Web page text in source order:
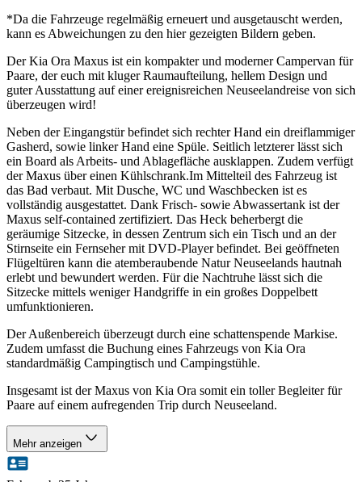
*Da die Fahrzeuge regelmäßig erneuert und ausgetauscht werden,
kann es Abweichungen zu den hier gezeigten Bildern geben.
Der Kia Ora Maxus ist ein kompakter und moderner Campervan für
Paare, der euch mit kluger Raumaufteilung, hellem Design und
guter Ausstattung auf einer ereignisreichen Neuseelandreise von sich
überzeugen wird!
Neben der Eingangstür befindet sich rechter Hand ein dreiflammiger
Gasherd, sowie linker Hand eine Spüle. Seitlich letzterer lässt sich
ein Board als Arbeits- und Ablagefläche ausklappen. Zudem verfügt
der Maxus über einen Kühlschrank.Im Mittelteil des Fahrzeug ist
das Bad verbaut. Mit Dusche, WC und Waschbecken ist es
vollständig ausgestattet. Dank Frisch- sowie Abwassertank ist der
Maxus self-contained zertifiziert. Das Heck beherbergt die
geräumige Sitzecke, in dessen Zentrum sich ein Tisch und an der
Stirnseite ein Fernseher mit DVD-Player befindet. Bei geöffneten
Flügeltüren kann die atemberaubende Natur Neuseelands hautnah
erlebt und bewundert werden. Für die Nachtruhe lässt sich die
Sitzecke mittels weniger Handgriffe in ein großes Doppelbett
umfunktionieren.
Der Außenbereich überzeugt durch eine schattenspende Markise.
Zudem umfasst die Buchung eines Fahrzeugs von Kia Ora
standardmäßig Campingtisch und Campingstühle.
Insgesamt ist der Maxus von Kia Ora somit ein toller Begleiter für
Paare auf einem aufregenden Trip durch Neuseeland.
Mehr anzeigen